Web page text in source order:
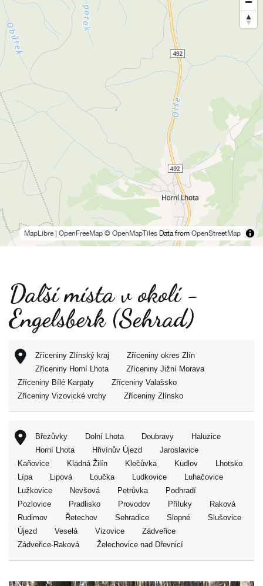
MapLibre OpenFreeMap © OpenMapTiles Data from OpenStreetMap
Další místa v okolí -
Engelsberk (Sehrad)
Zříceniny Zlínský kraj
Zříceniny okres Zlín
Zříceniny Horní Lhota
Zříceniny Jižní Morava
Zříceniny Bílé Karpaty
Zříceniny Valašsko
Zříceniny Vizovické vrchy
Zříceniny Zlínsko
Březůvky Dolní Lhota Doubravy
Haluzice
Horní Lhota
Hřivínův Újezd
Jaroslavice
Kaňovice
Kladná Žilín Klečůvka Kudlov
Lhotsko
Lípa
Lipová Loučka Ludkovice
Luhačovice
Lužkovice
Nevšová Petrůvka
Podhradí
Pozlovice
Pradlisko Provodov Příluky
Raková
Rudimov
Řetechov Sehradice Slopné
Slušovice
Újezd
Veselá Vizovice
Zádveřice
Zádveřice-Raková
Želechovice nad Dřevnicí